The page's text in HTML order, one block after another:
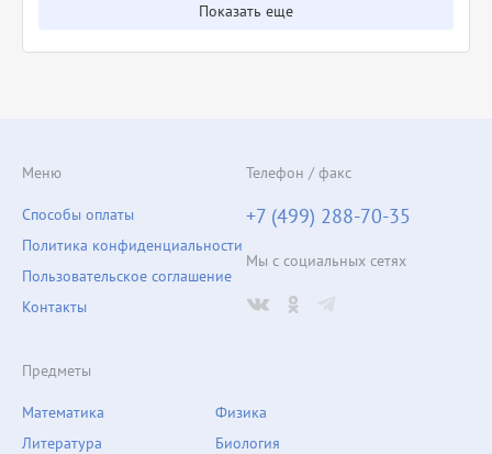
Показать еще
Предметы
Математика
Литература
Физика
Биология
Меню
Способы оплаты
Политика конфиденциальности
Пользовательское соглашение
Контакты
Телефон / факс
+7 (499) 288-70-35
Мы с социальных сетях